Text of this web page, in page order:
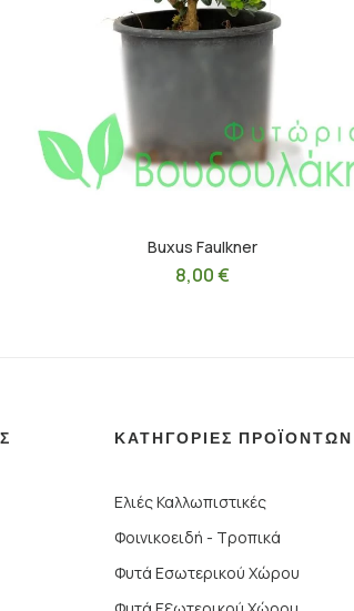
Buxus Faulkner
8,00€
ΚΑΤΗΓΟΡΙΕΣ ΠΡΟΪΟΝΤΩΝ
Ελιές Καλλωπιστικές
Φοινικοειδή - Τροπικά
Φυτά Εσωτερικού Χώρου